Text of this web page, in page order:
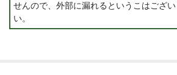
せんので、外部に漏れるというこはござ
い。